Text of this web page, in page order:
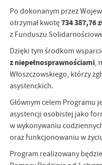
Po dokonanym przez
otrzymał kwotę734 387,76
z Funduszu
Dzięki tym środkom
z niepełnosprawnościami,
Włoszczowskiego, którzy
asystenckich.
Głównym celem Programu
asystencji osobistej jako
w wykonywaniu
oraz funkcjonowaniu w
Program realizowany
treści w postaci wiadomości,
społecznościowych.